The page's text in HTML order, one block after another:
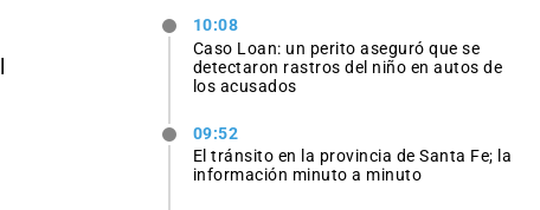
10:08
Caso Loan: un perito aseguró que se
detectaron rastros del niño en autos de
los acusados
09:52
El tránsito en la provincia de Santa Fe; la
información minuto a minuto